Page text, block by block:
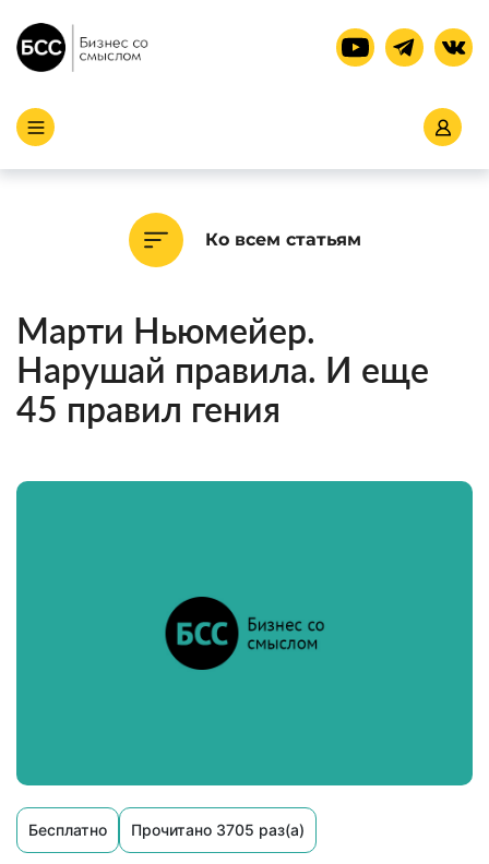
Ко всем статьям
Марти Ньюмейер.
Нарушай правила. И еще
45 правил гения
Бесплатно Прочитано 3705 раз(а)